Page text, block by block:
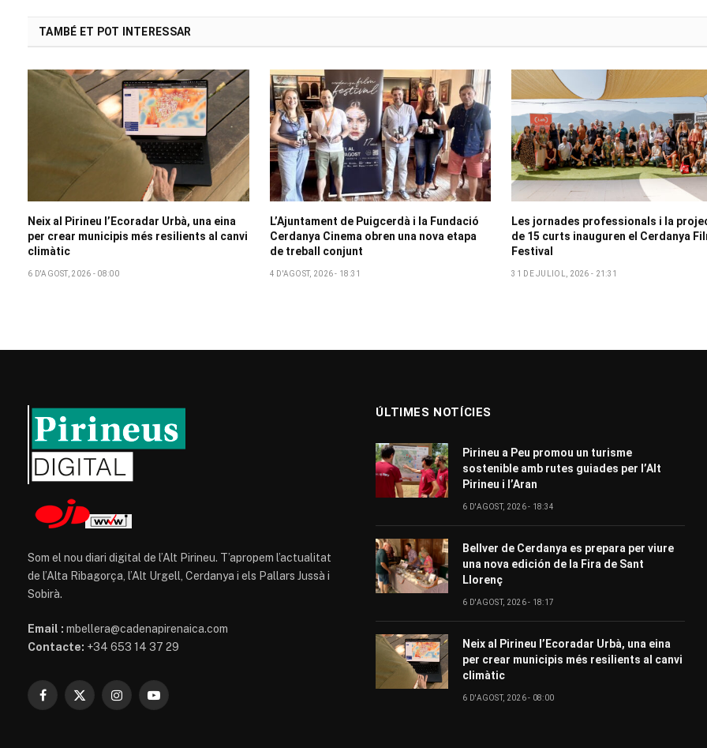
TAMBÉ ET POT INTERESSAR
Neix al Pirineu l’Ecoradar Urbà, una eina
per crear municipis més resilients al canvi
climàtic
6 D'AGOST, 2026 - 08:00
L’Ajuntament de Puigcerdà i la Fundació
Cerdanya Cinema obren una nova etapa
de treball conjunt
4 D'AGOST, 2026 - 18:31
Les jornades professionals i la
de 15 curts inauguren el Cerdanya
Festival
31 DE JULIOL, 2026 - 21:31
Som el nou diari digital de l’Alt Pirineu. T’apropem l’actualitat
de l’Alta Ribagorça, l’Alt Urgell, Cerdanya i els Pallars Jussà i
Sobirà.
Email : mbellera@cadenapirenaica.com
Contacte: +34 653 14 37 29
Facebook
X
InstagramYouTube
ÚLTIMES NOTÍCIES
Pirineu a Peu promou un turisme
sostenible amb rutes guiades per l’Alt
Pirineu i l’Aran
6 D'AGOST, 2026 - 18:34
Bellver de Cerdanya es prepara per viure
una nova edición de la Fira de Sant
Llorenç
6 D'AGOST, 2026 - 18:17
Neix al Pirineu l’Ecoradar Urbà, una eina
per crear municipis més resilients al canvi
climàtic
6 D'AGOST, 2026 - 08:00